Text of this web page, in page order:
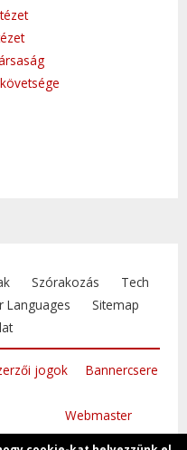
Szórakozás
Tech
Languages
Sitemap
jogok Bannercsere
Webmaster